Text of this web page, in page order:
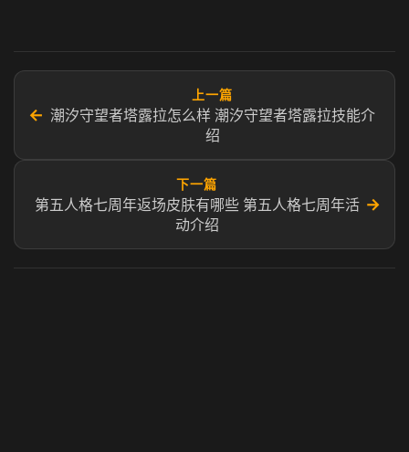
←
上一篇
潮汐守望者塔露拉怎么样 潮汐守望者塔露拉技能介
绍
下一篇
第五人格七周年返场皮肤有哪些 第五人格七周年活
动介绍
→